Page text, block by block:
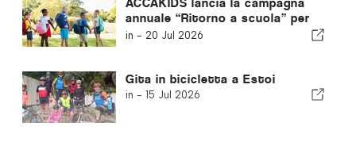
annuale “Ritorno a scuola” per
garantire a ogni bambino un
in - 20 Jul 2026
Gita in bicicletta a Estoi
in - 15 Jul 2026